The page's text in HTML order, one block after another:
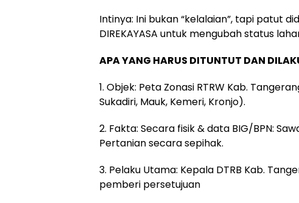
Intinya: Ini bukan “kelalaian”, tapi patut
DIREKAYASA untuk mengubah status
APA YANG HARUS DITUNTUT DAN
1. Objek: Peta Zonasi RTRW Kab.
Sukadiri, Mauk, Kemeri, Kronjo).
2. Fakta: Secara fisik & data BIG/BPN:
Pertanian secara sepihak.
3. Pelaku Utama: Kepala DTRB Kab.
pemberi persetujuan